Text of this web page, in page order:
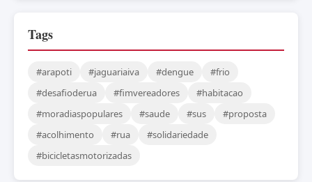
Tags
#arapoti #jaguariaiva #dengue
#frio
#desafioderua
#fimvereadores
#habitacao
#moradiaspopulares
#saude #sus
#proposta
#acolhimento
#rua
#solidariedade
#bicicletasmotorizadas